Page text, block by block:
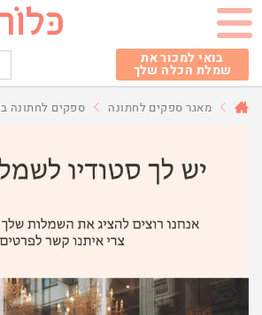
בואי למכור את
שמלת הכלה שלך
מאגר ספקים לחתונה ספקים לחתונה ב